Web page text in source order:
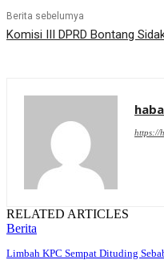
Berita sebelumya
Komisi III DPRD Bontang
https://
RELATED ARTICLES
Berita
Limbah KPC Sempat Dituding